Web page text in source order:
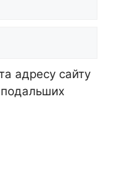
адресу сайту
подальших